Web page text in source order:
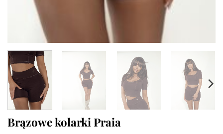
Brązowe kolarki Praia